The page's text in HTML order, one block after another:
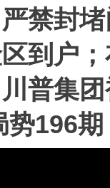
禁封
到户
普集
196期